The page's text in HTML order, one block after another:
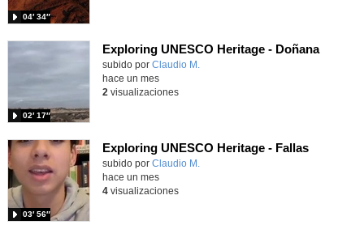
04′ 34″
Exploring UNESCO Heritage - Doñana
Contenido educativo.
subido por Claudio M.
02′ 17″
hace un mes
2 visualizaciones
Exploring UNESCO Heritage - Fallas
Contenido educativo.
subido por Claudio M.
03′ 56″
hace un mes
4visualizaciones